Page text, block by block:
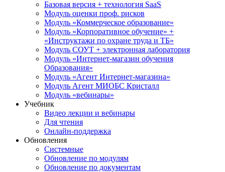
Базовая версия + технология SaaS
Модуль оценки проф. рисков
Модуль «Коммерческое образование»
Модуль «Корпоративное обучение» +
«Инструктажи по охране труда и ТБ»
Модуль СОУТ + электронная лаборатория
Модуль «Интернет-магазин обучения
Образования»
Модуль «Агент Интернет-магазина»
Модуль Агент МИОБС Кристалл
Модуль «вебинары»
Учебник
Видео лекции и вебинары
Для чтения
Онлайн-поддержка
Обновления
Системные
Обновление по модулям
Обновление по документам